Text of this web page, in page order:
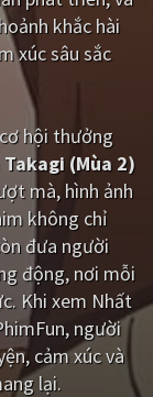
Hồng Kông
khắc hài
xúc sâu sắc
hội thưởng
Takagi (Mùa 2)
mà, hình ảnh
không chỉ
đưa người
động, nơi mỗi
Khi xem Nhất
người
cảm xúc và
lại.